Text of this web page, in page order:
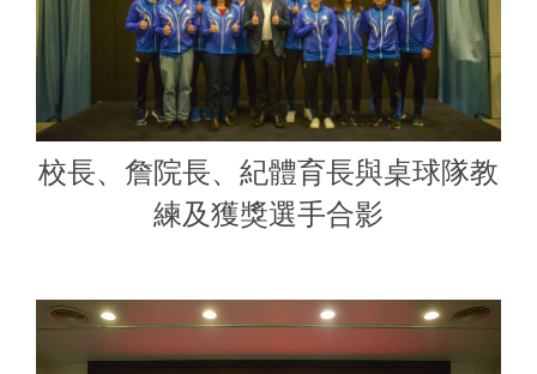
校長、詹院長、紀體育長與桌球隊教
練及獲獎選手合影